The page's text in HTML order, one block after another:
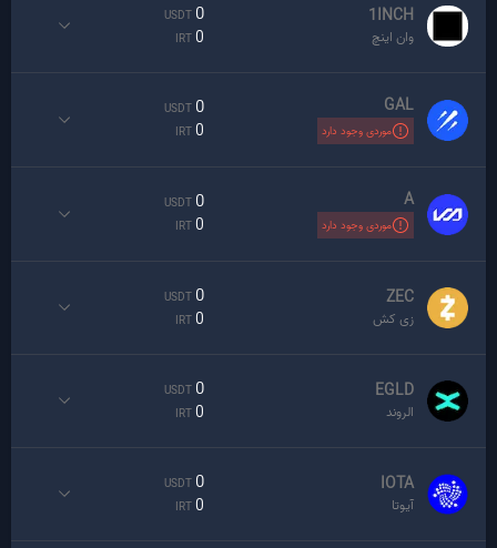
1INCH
وان اینچ
0
USDT
0
IRT
GAL
موردی وجود دارد
0
USDT
0
IRT
A
موردی وجود دارد
0
USDT
0
IRT
ZEC
زی کش
0
USDT
0
IRT
EGLD
الروند
0
USDT
0
IRT
IOTA
آیوتا
0
USDT
0
IRT